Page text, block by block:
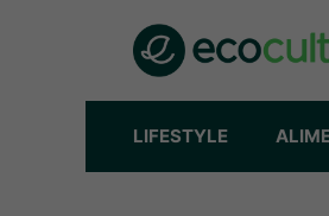
LIFESTYLE